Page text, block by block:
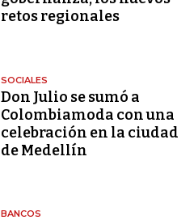
retos regionales
SOCIALES
Don Julio se sumó a
Colombiamoda con una
celebración en la ciudad
de Medellín
BANCOS